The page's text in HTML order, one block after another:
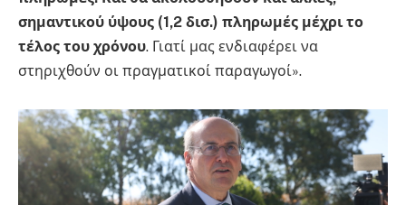
σημαντικού ύψους (1,2 δισ.) πληρωμές μέχρι το
τέλος του χρόνου. Γιατί μας ενδιαφέρει να
στηριχθούν οι πραγματικοί παραγωγοί».